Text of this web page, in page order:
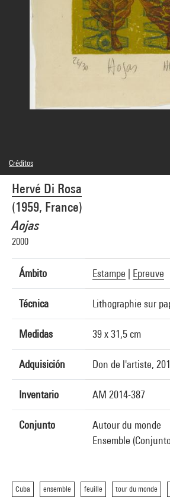
Hervé Di Rosa
(1959, France)
Aojas
2000
Ámbito Estampe Epreuve
Técnica Lithographie sur
Medidas 39 x 31,5 cm
Adquisición Don de l'artiste,
Inventario AM 2014-387
Conjunto
Autour du monde
Ensemble
Cuba ensemble feuille tour du monde
Créditos
© Adagp, Paris
Créditos fotográficos : Centre Pompidou, MNAM-
GrandPalaisRmn
Referencia de la imagen : 4N66358
Difusión de la imagen :